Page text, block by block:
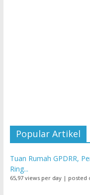
Popular Artikel
Tuan Rumah GPDRR,
Ring...
65,97 views per day| posted